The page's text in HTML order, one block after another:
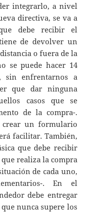
integrarlo, a nivel
directiva, se va a
debe recibir el
de devolver un
o fuera de la
se puede hacer 14
sin enfrentarnos a
que dar ninguna
casos que se
de la compra-.
crear un formulario
facilitar. También,
que debe recibir
realiza la compra
de cada uno,
. En el
debe entregar
nunca supere los